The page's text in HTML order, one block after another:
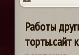
Работы
торты.сайт